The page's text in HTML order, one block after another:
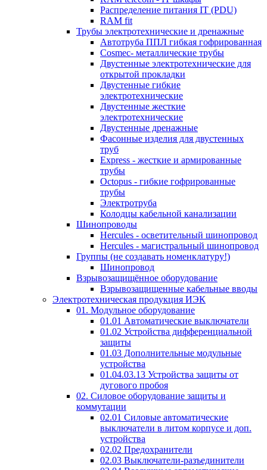
Распределение питания IT (PDU)
RAM fit
Трубы электротехнические и дренажные
Автотруба ППЛ гибкая гофрированная
Cosmec- металлические трубы
Двустенные электротехнические для
открытой прокладки
Двустенные гибкие
электротехнические
Двустенные жесткие
электротехнические
Двустенные дренажные
Фасонные изделия для двустенных
труб
Express - жесткие и армированные
трубы
Octopus - гибкие гофрированные
трубы
Электротруба
Колодцы кабельной канализации
Шинопроводы
Hercules - осветительный шинопровод
Hercules - магистральный шинопровод
Группы (не создавать номенклатуру!)
Шинопровод
Взрывозащищённое оборудование
Взрывозащищенные кабельные вводы
Электротехническая продукция ИЭК
01. Модульное оборудование
01.01 Автоматические выключатели
01.02 Устройства дифференциальной
защиты
01.03 Дополнительные модульные
устройства
01.04.03.13 Устройства защиты от
дугового пробоя
02. Силовое оборудование защиты и
коммутации
02.01 Силовые автоматические
выключатели в литом корпусе и доп.
устройства
02.02 Предохранители
02.03 Выключатели-разъединители